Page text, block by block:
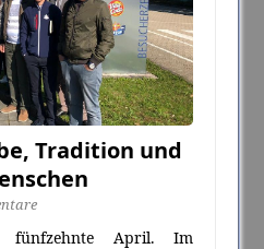
Tradition und
fünfzehnte April. Im